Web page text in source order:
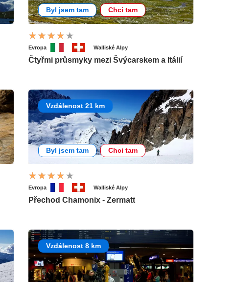
Byl jsem tam Chci tam
Evropa Walliské Alpy
Čtyřmi průsmyky mezi Švýcarskem a Itálií
Vzdálenost 21 km
Byl jsem tam Chci tam
Evropa Walliské Alpy
Přechod Chamonix - Zermatt
Vzdálenost 8 km